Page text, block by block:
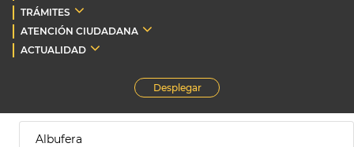
TRÁMITES
ATENCIÓN CIUDADANA
ACTUALIDAD
Desplegar
Albufera